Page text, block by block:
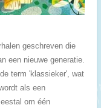
geschreven die
een nieuwe generatie.
term 'klassieker', wat
als een
om één